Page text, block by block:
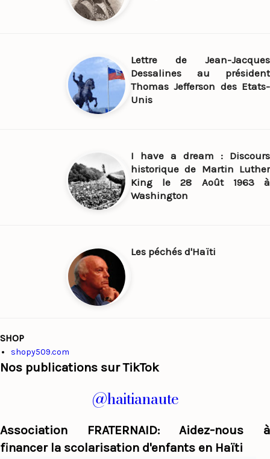
Lettre de Jean-Jacques
Dessalines au président
Thomas Jefferson des Etats-
Unis
I have a dream : Discours
historique de Martin Luther
King le 28 Août 1963 à
Washington
Les péchés d'Haïti
SHOP
shopy509.com
Nos publications sur TikTok
@haitianaute
Association FRATERNAID: Aidez-nous à
financer la scolarisation d'enfants en Haïti